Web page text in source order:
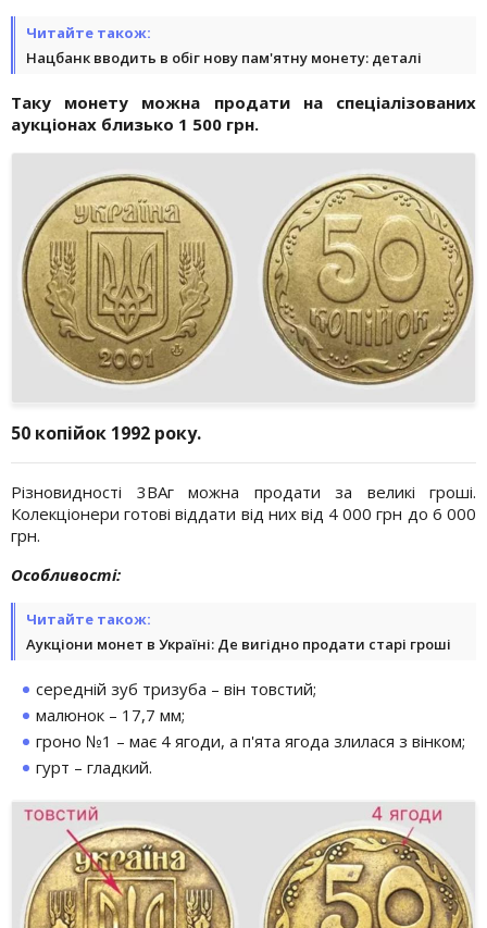
Читайте також:
Нацбанк вводить в обіг нову пам'ятну монету: деталі
Таку монету можна продати на спеціалізованих
аукціонах близько 1 500 грн.
50 копійок 1992 року.
Різновидності 3ВАг можна продати за великі гроші.
Колекціонери готові віддати від них від 4 000 грн до 6 000
грн.
Особливості:
Читайте також:
Аукціони монет в Україні: Де вигідно продати старі гроші
середній зуб тризуба – він товстий;
малюнок – 17,7 мм;
гроно №1 – має 4 ягоди, а п'ята ягода злилася з вінком;
гурт – гладкий.